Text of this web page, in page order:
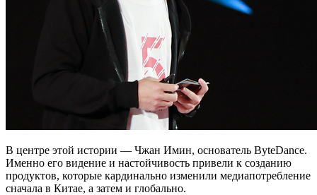
В центре этой истории — Чжан Имин, основатель ByteDance.
Именно его видение и настойчивость привели к созданию
продуктов, которые кардинально изменили медиапотребление
сначала в Китае, а затем и глобально.